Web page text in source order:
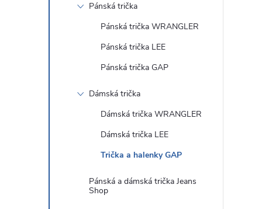
Pánská trička
Pánská trička WRANGLER
Pánská trička LEE
Pánská trička GAP
Dámská trička
Dámská trička WRANGLER
Dámská trička LEE
Trička a halenky GAP
Pánská a dámská trička Jeans
Shop